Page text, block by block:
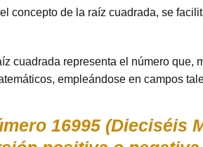
concepto de la raíz cuadrada, se
cuadrada representa el número
empleándose en campos
16995 (Dieciséis